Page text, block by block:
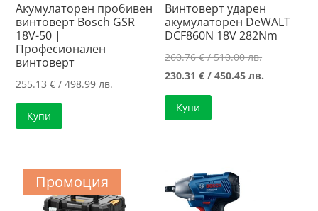
Акумулаторен пробивен
винтоверт Bosch GSR
18V-50 |
Професионален
винтоверт
255.13€ / 498.99 лв.
Купи
Винтоверт ударен
акумулаторен DeWALT
DCF860N 18V 282Nm
260.76€/ 510.00 лв.Original
price
230.31€ / 450.45 лв.
Купи
Промоция